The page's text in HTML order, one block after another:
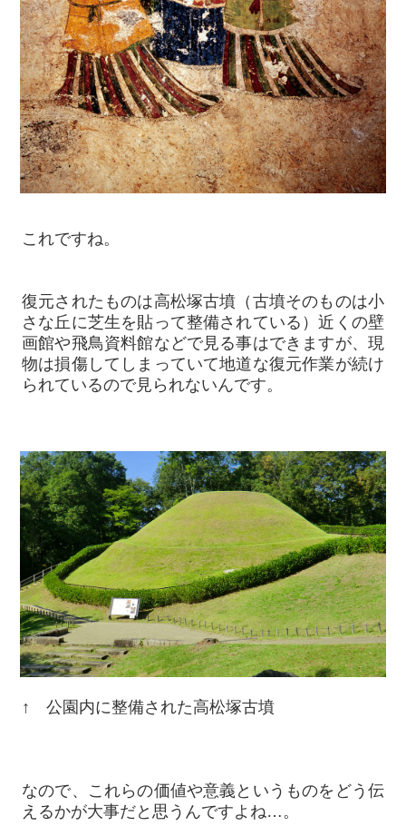
これですね。
復元されたものは高松塚古墳（古墳そのものは小
さな丘に芝生を貼って整備されている）近くの壁
画館や飛鳥資料館などで見る事はできますが、現
物は損傷してしまっていて地道な復元作業が続け
られているので見られないんです。
↑ 公園内に整備された高松塚古墳
なので、これらの価値や意義というものをどう伝
えるかが大事だと思うんですよね…。